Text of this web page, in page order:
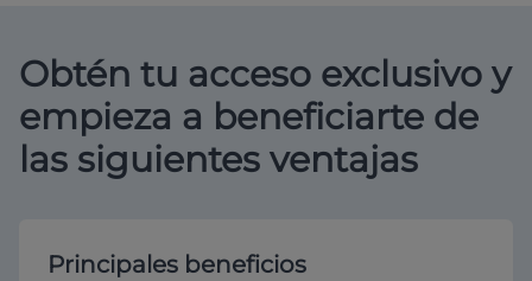
Obtén tu acceso exclusivo y
empieza a beneficiarte de
las siguientes ventajas
Principales beneficios